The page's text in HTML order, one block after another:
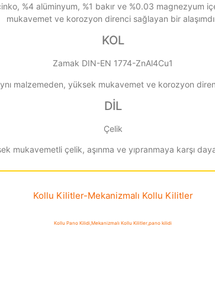
%4 alüminyum, %1 bakır ve %0.03 magnezyum
mukavemet ve korozyon direnci sağlayan bir
KOL
Zamak DIN-EN 1774-ZnAl4Cu1
malzemeden, yüksek mukavemet ve korozyon
DİL
Çelik
mukavemetli çelik, aşınma ve yıpranmaya karşı
Kollu Kilitler-Mekanizmalı Kollu Kilitler
Kollu Pano Kilidi ,Mekanizmalı Kollu Kilitler ,pano kilidi